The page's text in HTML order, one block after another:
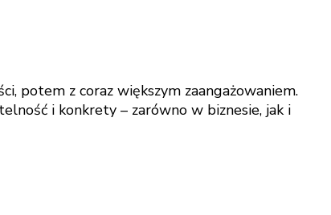
potem z coraz większym zaangażowaniem.
i konkrety – zarówno w biznesie, jak i